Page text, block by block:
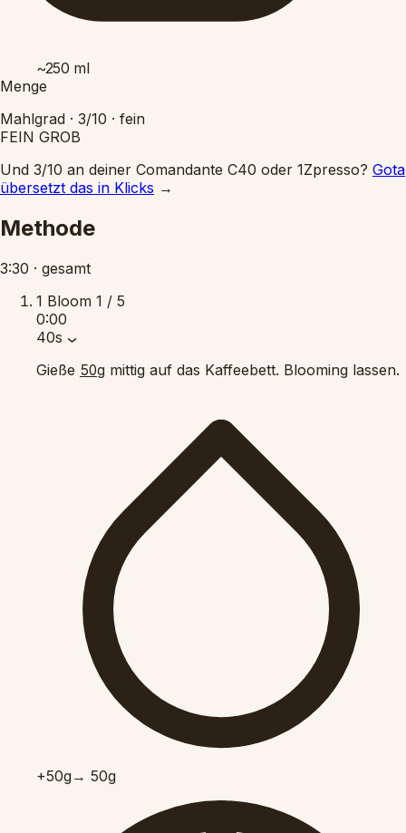
~250 ml
Menge
Mahlgrad · 3/10 · fein
FEIN GROB
Und 3/10 an deiner Comandante C40 oder 1Zpresso? Gota
übersetzt das in Klicks →
Methode
3:30 · gesamt
1 Bloom 1 / 5
0:00
40s
Gieße 50g mittig auf das Kaffeebett. Blooming lassen.
+50g→ 50g